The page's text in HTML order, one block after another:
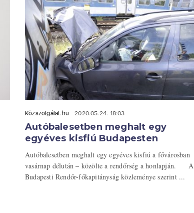
Közszolgálat.hu 2020.05.24. 18:03
Autóbalesetben meghalt egy
egyéves kisfiú Budapesten
Autóbalesetben meghalt egy egyéves kisfiú a fővárosban
vasárnap délután – közölte a rendőrség a honlapján. A
Budapesti Rendőr-főkapitányság közleménye szerint ...